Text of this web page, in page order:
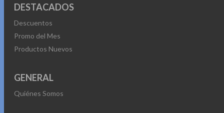
DESTACADOS
Descuentos
Promo del Mes
Productos Nuevos
GENERAL
Quiénes Somos